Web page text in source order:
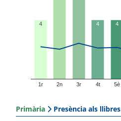
1r 2n 3r 4t 5è
4 4 4
Primària Presència als llibres